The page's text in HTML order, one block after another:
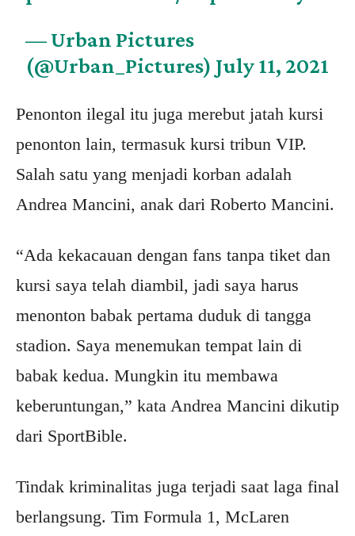
— Urban Pictures
(@Urban_Pictures) July 11, 2021
Penonton ilegal itu juga merebut jatah kursi
penonton lain, termasuk kursi tribun VIP.
Salah satu yang menjadi korban adalah
Andrea Mancini, anak dari Roberto Mancini.
“Ada kekacauan dengan fans tanpa tiket dan
kursi saya telah diambil, jadi saya harus
menonton babak pertama duduk di tangga
stadion. Saya menemukan tempat lain di
babak kedua. Mungkin itu membawa
keberuntungan,” kata Andrea Mancini dikutip
dari SportBible.
Tindak kriminalitas juga terjadi saat laga final
berlangsung. Tim Formula 1, McLaren